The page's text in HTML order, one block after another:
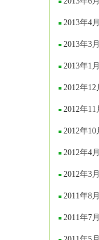
2013年4月
2013年3月
2013年1月
2012年12
2012年11
2012年10
2012年4月
2012年3月
2011年8月
2011年7月